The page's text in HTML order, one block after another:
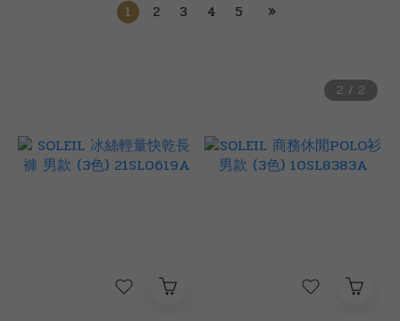
1 2 3 4 5 »